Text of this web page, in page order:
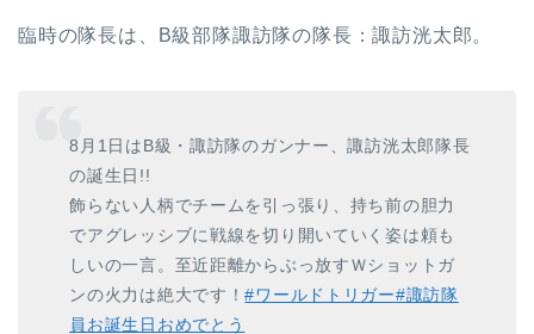
臨時の隊長は、B級部隊諏訪隊の隊長：諏訪洸太郎。
8月1日はB級・諏訪隊のガンナー、諏訪洸太郎隊長
の誕生日!!
飾らない人柄でチームを引っ張り、持ち前の胆力
でアグレッシブに戦線を切り開いていく姿は頼も
しいの一言。至近距離からぶっ放すＷショットガ
ンの火力は絶大です！#ワールドトリガー#諏訪隊
員お誕生日おめでとう